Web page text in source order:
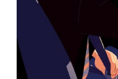
d'échappement
pour
fermer